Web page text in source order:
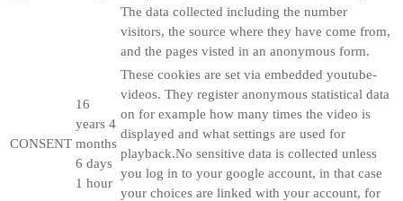
The data collected including the number
visitors, the source where they have come from,
and the pages visted in an anonymous form.
CONSENT
16
years 4
months
6 days
1 hour
These cookies are set via embedded youtube-
videos. They register anonymous statistical data
on for example how many times the video is
displayed and what settings are used for
playback.No sensitive data is collected unless
you log in to your google account, in that case
your choices are linked with your account, for